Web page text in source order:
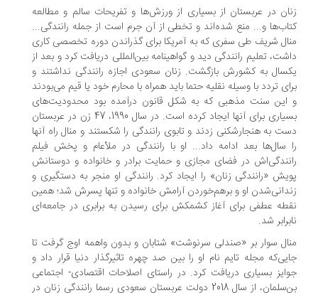
در عربستان از بسیاری از ورزش‌ها و تفریحات سالم و مطالعه
و... منع شده‌اند و تخطی از آن جرم است از جمله رانندگی...
شریف طی سفری که به آمریکا برای گذراندن دوره تخصصی کاری
تعلیم رانندگی دید و گواهینامه بین‌المللی دریافت کرد و بعد از
به کشورش بازگشت. زنان سعودی اجازه رانندگی نداشتند و
تردد با وسیله نقلیه حتما باید همراه با محارم خود یا قیم می‌بودند
این سنت مذهبی که به شکل قانون درآمده بود محدودیت‌های
بسیاری برای آنها ایجاد کرده است. در سال 1990، 47 زن در عربستان
به هنجارشکنی زدند و تابوی رانندگی را شکستند و منال راه آنها
سال‌ها بعد ادامه داد... او با رانندگی در ملأعام و پخش فیلم
در فضای مجازی و حمایت برادر و خانواده و دوستانش
«رانندگی زنان» را ایجاد کرد. رانندگی او منجر به دستگیری و
او و برهم‌خوردن آرامش خانواده و تنها پسرش شد؛ همین
عطفی برای آغاز کشمکش برای رسیدن به برابری در جامعه‌ای
شد.
سوار بر «صندلی سرنوشت» شتابان و بدون واهمه اوج گرفت تا
مجله تایم نام او را بین صد چهره تاثیرگذار دنیا قرار داد و
بسیاری دریافت کرد. در راستای اصلاحات اقتصادی- اجتماعی
بن‌سلمان، از سال 2018 دولت عربستان سعودی رسما رانندگی زنان در